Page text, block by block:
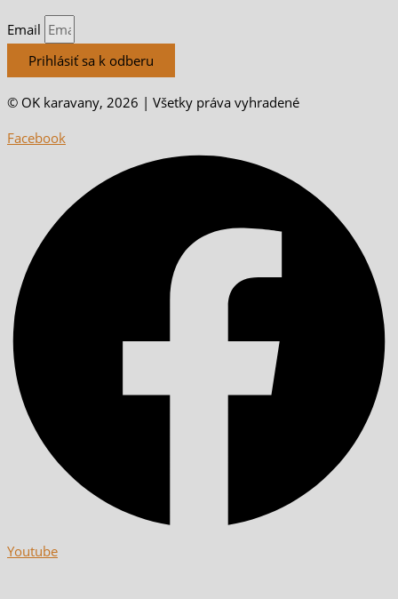
Email
Prihlásiť sa k odberu
© OK karavany, 2026 | Všetky práva vyhradené
Facebook
Youtube